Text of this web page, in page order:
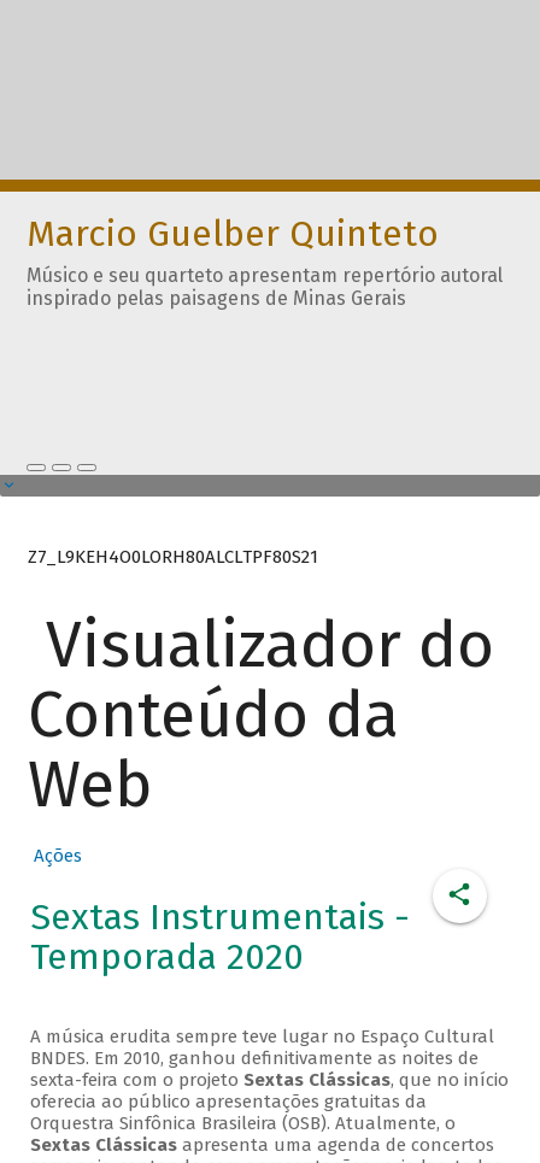
Marcio Guelber Quinteto
Músico e seu quarteto apresentam repertório autoral
inspirado pelas paisagens de Minas Gerais
Z7_L9KEH4O0LORH80ALCLTPF80S21
Visualizador do
Conteúdo da
Web
Ações
Sextas Instrumentais -
Temporada 2020
A música erudita sempre teve lugar no Espaço Cultural
BNDES. Em 2010, ganhou definitivamente as noites de
sexta-feira com o projeto Sextas Clássicas, que no início
oferecia ao público apresentações gratuitas da
Orquestra Sinfônica Brasileira (OSB). Atualmente, o
Sextas Clássicasapresenta uma agenda de concertos